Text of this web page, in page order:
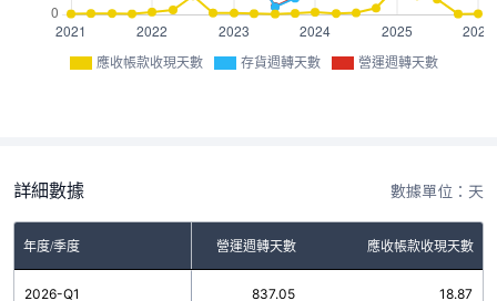
應收帳款收現天數 存貨週轉天數 營運週轉天數
詳細數據 數據單位：天
年度/季度
存貨週轉天數 營運週轉天數 應收帳款收現天數
2026-Q1 837.05 18.87